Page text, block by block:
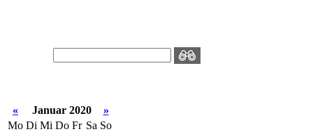
« Januar 2020
»
Mo Di Mi Do Fr Sa So